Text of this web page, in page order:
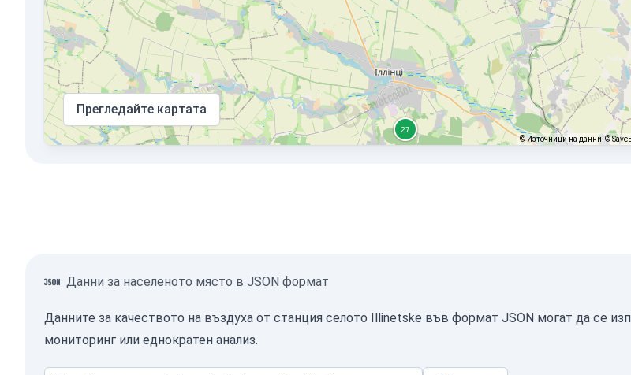
Прегледайте картата
©Източници на данни ©
Данни за населеното място в JSON формат
Данните за качеството на въздуха от станция селото Illinetske във формат JSON могат да се
мониторинг или еднократен анализ.